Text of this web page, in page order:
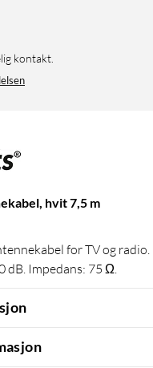
kontakt.
hvit 7,5 m
for TV og radio.
dB. Impedans: 75 Ω.